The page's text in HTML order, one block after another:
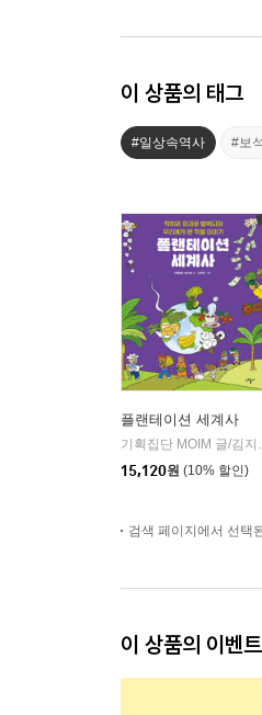
이 상품의 태그
#일상속역사 #보
플랜테이션 세계사
기획
15,120원 (10% 할인)
검색 페이지에서 선택
이 상품의 이벤트